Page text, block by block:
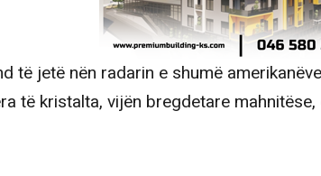
të jetë nën radarin e shumë
të kristalta, vijën bregdetare